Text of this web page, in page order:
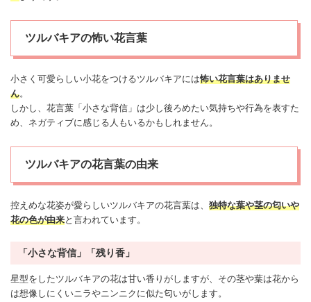
ツルバキアの怖い花言葉
小さく可愛らしい小花をつけるツルバキアには怖い花言葉はありませ
ん。
しかし、花言葉「小さな背信」は少し後ろめたい気持ちや行為を表すた
め、ネガティブに感じる人もいるかもしれません。
ツルバキアの花言葉の由来
控えめな花姿が愛らしいツルバキアの花言葉は、 独特な葉や茎の匂いや
花の色が由来と言われています。
「小さな背信」「残り香」
星型をしたツルバキアの花は甘い香りがしますが、その茎や葉は花から
は想像しにくいニラやニンニクに似た匂いがします。